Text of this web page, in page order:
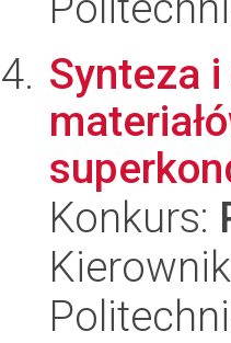
Synteza
Konkurs: